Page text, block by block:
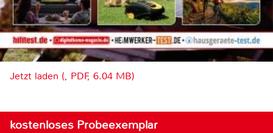
Jetzt laden (, PDF, 6.04 MB)
kostenloses Probeexemplar